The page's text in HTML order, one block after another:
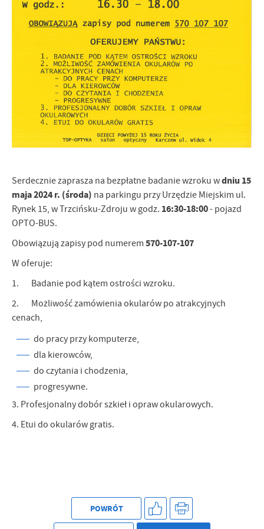
Serdecznie zaprasza na bezpłatne badanie wzroku wdniu 15
maja 2024 r. (środa) na parkingu przy Urzędzie Miejskim ul.
Rynek 15, w Trzcińsku-Zdroju w godz. 16:30-18:00- pojazd
OPTO-BUS.
Obowiązują zapisy pod numerem 570-107-107
W oferuje:
1. Badanie pod kątem ostrości wzroku.
2. Możliwość zamówienia okularów po atrakcyjnych
cenach,
do pracy przy komputerze,
dla kierowców,
do czytania i chodzenia,
progresywne.
3. Profesjonalny dobór szkieł i opraw okularowych.
4. Etui do okularów gratis.
POWRÓT
Firmy te działają w charakterze pośredników prezentujących nasze
treści w postaci wiadomości, ofert, komunikatów mediów